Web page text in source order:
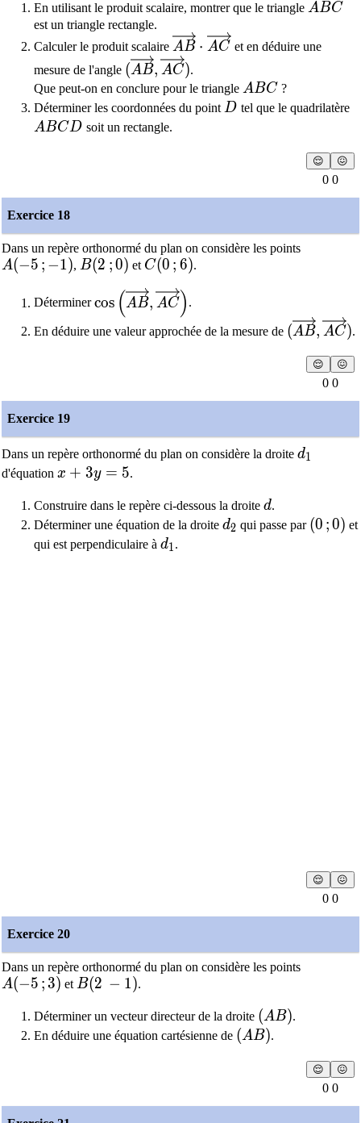
En utilisant le produit scalaire, montrer que le triangle ABC
A BC
est un triangle rectangle.
Calculer le produit scalaire AB ⋅ AC et en déduire une
mesure de l'angle (AB, AC).
Que peut-on en conclure pour le triangle ABC
ABC ?
Déterminer les coordonnées du point D
D tel que le quadrilatère
ABCD
ABCD soit un rectangle.
😌 😖
0 0
Exercice 18
Dans un repère orthonormé du plan on considère les points
A(-5\,;-1)
A(−5 ; −1), B(2\,;0)
B(2 ;0) et C(0\,;6)
C(0 ; 6).
Déterminer \cos\left(
cos (A B, AC) .
En déduire une valeur approchée de la mesure de (AB, AC).
😌 😖
0 0
Exercice 19
Dans un repère orthonormé du plan on considère la droite d_1
d1
d'équation x+3y=5
x + 3y = 5.
Construire dans le repère ci-dessous la droite d
d.
Déterminer une équation de la droite d_2
d2 qui passe par (0\,;0)
(0 ; 0) et
qui est perpendiculaire à d_1
d1.
😌 😖
0 0
Exercice 20
Dans un repère orthonormé du plan on considère les points
A(-5\,;3)
A(−5 ; 3) etB(2\,-1)
B(2 − 1).
Déterminer un vecteur directeur de la droite (AB)
(AB).
En déduire une équation cartésienne de (AB)
(AB).
😌 😖
0 0